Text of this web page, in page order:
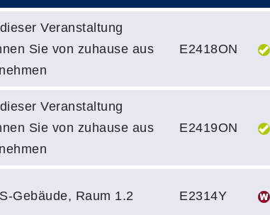
Veranstaltung
Sie von zuhause aus
E2418ON
Veranstaltung
Sie von zuhause aus
E2419ON
Gebäude, Raum 1.2 E2314Y